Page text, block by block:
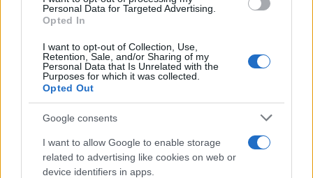
Personal Data for Targeted Advertising.
Opted In
I want to opt-out of Collection, Use,
Retention, Sale, and/or Sharing of my
Personal Data that Is Unrelated with the
Purposes for which it was collected.
Opted Out
Google consents
I want to allow Google to enable storage
related to advertising like cookies on web or
device identifiers in apps.